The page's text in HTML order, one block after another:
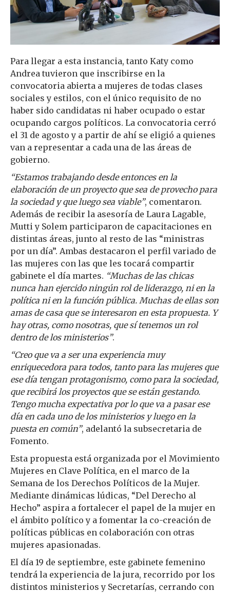
Para llegar a esta instancia, tanto Katy como
Andrea tuvieron que inscribirse en la
convocatoria abierta a mujeres de todas clases
sociales y estilos, con el único requisito de no
haber sido candidatas ni haber ocupado o estar
ocupando cargos políticos. La convocatoria cerró
el 31 de agosto y a partir de ahí se eligió a quienes
van a representar a cada una de las áreas de
gobierno.
“Estamos trabajando desde entonces en la
elaboración de un proyecto que sea de provecho para
la sociedad y que luego sea viable”, comentaron.
Además de recibir la asesoría de Laura Lagable,
Mutti y Solem participaron de capacitaciones en
distintas áreas, junto al resto de las “ministras
por un día”. Ambas destacaron el perfil variado de
las mujeres con las que les tocará compartir
gabinete el día martes. “Muchas de las chicas
nunca han ejercido ningún rol de liderazgo, ni en la
política ni en la función pública. Muchas de ellas son
amas de casa que se interesaron en esta propuesta. Y
hay otras, como nosotras, que sí tenemos un rol
dentro de los ministerios”.
“Creo que va a ser una experiencia muy
enriquecedora para todos, tanto para las mujeres que
ese día tengan protagonismo, como para la sociedad,
que recibirá los proyectos que se están gestando.
Tengo mucha expectativa por lo que va a pasar ese
día en cada uno de los ministerios y luego en la
puesta en común”, adelantó la subsecretaria de
Fomento.
Esta propuesta está organizada por el Movimiento
Mujeres en Clave Política, en el marco de la
Semana de los Derechos Políticos de la Mujer.
Mediante dinámicas lúdicas, “Del Derecho al
Hecho” aspira a fortalecer el papel de la mujer en
el ámbito político y a fomentar la co-creación de
políticas públicas en colaboración con otras
mujeres apasionadas.
El día 19 de septiembre, este gabinete femenino
tendrá la experiencia de la jura, recorrido por los
distintos ministerios y Secretarías, cerrando con